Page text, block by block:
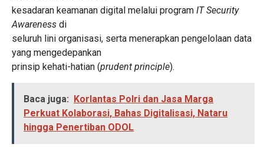
kesadaran keamanan digital melalui program IT Security
Awareness di
seluruh lini organisasi, serta menerapkan pengelolaan data
yang mengedepankan
prinsip kehati-hatian (prudent principle).
Baca juga:
Korlantas Polri dan Jasa Marga
Perkuat Kolaborasi, Bahas Digitalisasi, Nataru
hingga Penertiban ODOL